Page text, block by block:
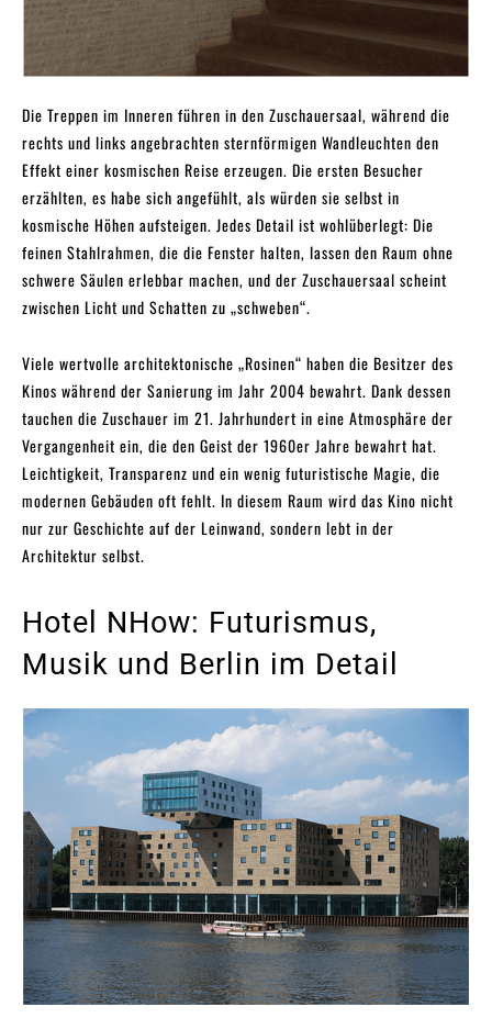
Die Treppen im Inneren führen in den Zuschauersaal, während die
rechts und links angebrachten sternförmigen Wandleuchten den
Effekt einer kosmischen Reise erzeugen. Die ersten Besucher
erzählten, es habe sich angefühlt, als würden sie selbst in
kosmische Höhen aufsteigen. Jedes Detail ist wohlüberlegt: Die
feinen Stahlrahmen, die die Fenster halten, lassen den Raum ohne
schwere Säulen erlebbar machen, und der Zuschauersaal scheint
zwischen Licht und Schatten zu „schweben“.
Viele wertvolle architektonische „Rosinen“ haben die Besitzer des
Kinos während der Sanierung im Jahr 2004 bewahrt. Dank dessen
tauchen die Zuschauer im 21. Jahrhundert in eine Atmosphäre der
Vergangenheit ein, die den Geist der 1960er Jahre bewahrt hat.
Leichtigkeit, Transparenz und ein wenig futuristische Magie, die
modernen Gebäuden oft fehlt. In diesem Raum wird das Kino nicht
nur zur Geschichte auf der Leinwand, sondern lebt in der
Architektur selbst.
Hotel NHow: Futurismus,
Musik und Berlin im Detail